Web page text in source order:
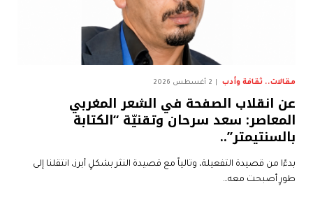
مقالات.. ثقافة وأدب 2 أغسطس 2026
عن انقلاب الصفحة في الشعر المغربي
المعاصر: سعد سرحان وتقنيّة “الكتابة
بالسنتيمتر”..
بدءًا من قصيدة التفعيلة، وتالياً مع قصيدة النثر بشكلٍ أبرز، انتقلنا إلى
طورٍ أصبحت معه…